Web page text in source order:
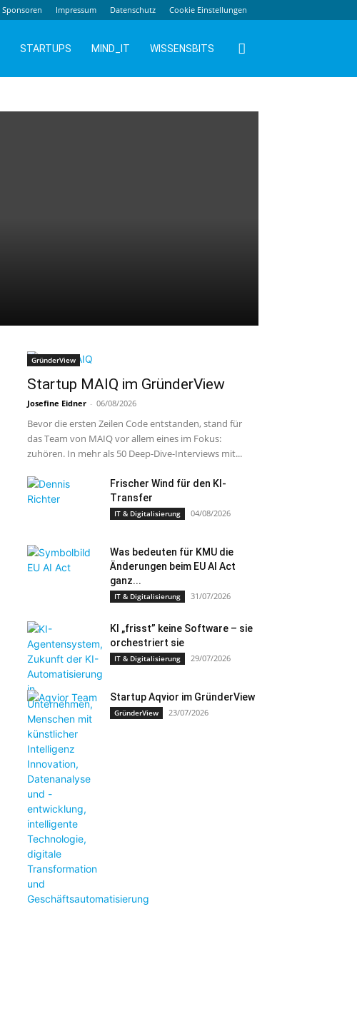
Sponsoren Impressum Datenschutz Cookie Einstellungen
STARTUPS MIND_IT WISSENSBITS
GründerView
Startup MAIQ im GründerView
Josefine Eidner - 06/08/2026
Bevor die ersten Zeilen Code entstanden, stand für
das Team von MAIQ vor allem eines im Fokus:
zuhören. In mehr als 50 Deep-Dive-Interviews mit...
Frischer Wind für den KI-
Transfer
IT & Digitalisierung 04/08/2026
Was bedeuten für KMU die
Änderungen beim EU AI Act
ganz...
IT & Digitalisierung 31/07/2026
KI „frisst” keine Software – sie
orchestriert sie
IT & Digitalisierung 29/07/2026
Startup Aqvior im GründerView
GründerView 23/07/2026